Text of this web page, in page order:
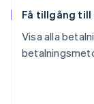
Få tillgång
Visa alla